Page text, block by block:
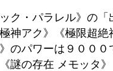
ック・パラレル》の
極神アク》《極限超
のパワーは９０００
謎の存在 メモッタ》